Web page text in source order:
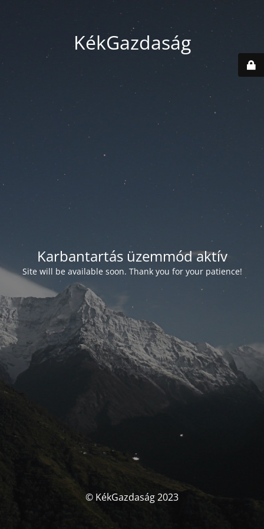
KékGazdaság
Karbantartás üzemmód aktív
Site will be available soon. Thank you for your patience!
© KékGazdaság 2023